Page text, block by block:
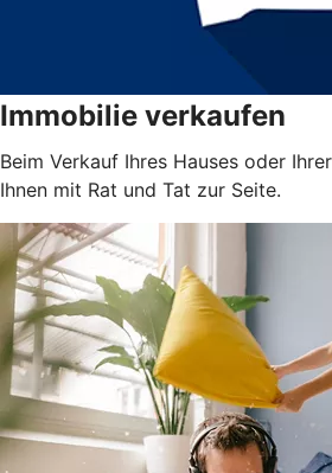
Immobilie verkaufen
Beim Verkauf Ihres Hauses oder
Ihnen mit Rat und Tat zur Seite.